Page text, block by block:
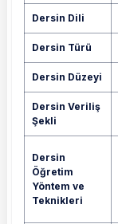
Dersin Dili
Dersin Türü
Dersin Düzeyi
Dersin Veriliş
Şekli
Dersin
Öğretim
Yöntem ve
Teknikleri